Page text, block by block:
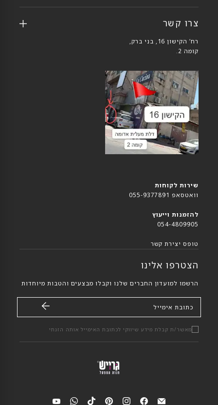
צרו קשר
רח’ הקישון 16, בני ברק,
קומה 2.
שירות לקוחות
וואטסאפ 055-9377891
להזמנות וייעוץ
054-4809905
טופס יצירת קשר
הצטרפו אלינו
הרשמו למועדון החברים שלנו וקבלו מבצעים והטבות מיוחדות
כתובת אימייל
מאשר/ת קבלת מידע שיווקי לכתובת האימייל אותה הזנתי
מצאי
מצאי
מצאי
מצאי
מצאי
מצאי